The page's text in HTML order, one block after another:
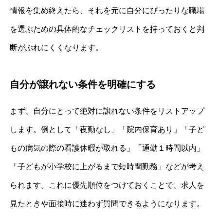
情報を集め終えたら、それを元に自分にぴったりな職場
を選ぶための具体的なチェックリストを持っておくと判
断がぶれにくくなります。
自分が譲れない条件を明確にする
まず、自分にとって絶対に譲れない条件をリストアップ
します。例として「夜勤なし」「院内保育あり」「子ど
もの病気の際の看護休暇が取れる」「通勤１時間以内」
「子どもが小学校に上がるまで短時間勤務」などが考え
られます。これに優先順位をつけておくことで、求人を
見たときや面接時に迷わず質問できるようになります。